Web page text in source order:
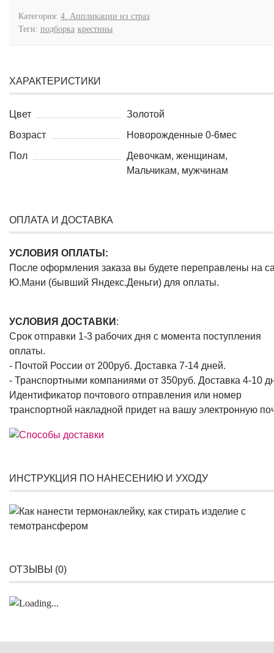
Категория: 4. Аппликации из страз
Теги: подборка крестины
ХАРАКТЕРИСТИКИ
Цвет
Золотой
Возраст
Новорожденные 0-6мес
Пол
Девочкам, женщинам,
Мальчикам, мужчинам
ОПЛАТА И ДОСТАВКА
УСЛОВИЯ ОПЛАТЫ:
После оформления заказа вы будете переправлены на
Ю.Мани (бывший Яндекс.Деньги) для оплаты.
УСЛОВИЯ ДОСТАВКИ :
Срок отправки 1-3 рабочих дня с момента поступления
оплаты.
- Почтой России от 200руб. Доставка 7-14 дней.
- Транспортными компаниями от 350руб. Доставка 4-10
Идентификатор почтового отправления или номер
транспортной накладной придет на вашу электронную
ИНСТРУКЦИЯ ПО НАНЕСЕНИЮ И УХОДУ
ОТЗЫВЫ (0)